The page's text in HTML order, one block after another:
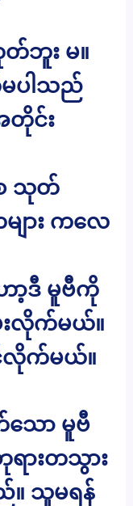
တ်ဘူး မ။
ပါသည်
တိုင်း
စ သုတ်
ျား ကလေ
ာ့ဒီ မူဗီကို
းလိုက်မယ်။
လိုက်မယ်။
သော မူဗီ
ားတသွား
သူမရန်